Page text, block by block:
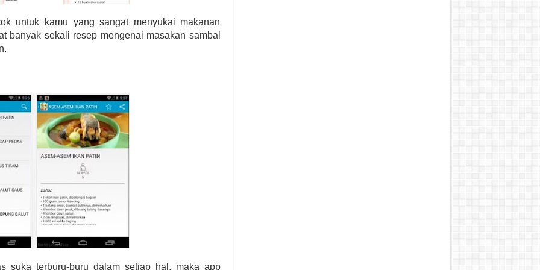
untuk kamu yang sangat menyukai makanan
banyak sekali resep mengenai masakan sambal
suka terburu-buru dalam setiap hal, maka app